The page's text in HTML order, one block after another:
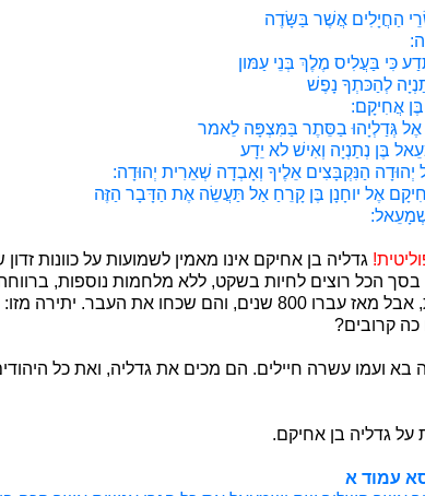
שָׂרֵי הַחֲיָלִים אֲשֶׁר בַּשָּׂדֶה
כִּי בַּעֲלִיס מֶלֶךְ בְּנֵי עַמּון
לְהַכּתְךָ נָפֶשׁ
אֲחִיקָם:
אֶל גְּדַלְיָהוּ בַסֵּתֶר בַּמִּצְפָּה לֵאמר
בֶּן נְתַנְיָה וְאִישׁ לא יֵדָע
יְהוּדָה הַנִּקְבָּצִים אֵלֶיךָ וְאָבְדָה שְׁאֵרִית יְהוּדָה:
אֶל יוחָנָן בֶּן קָרֵחַ אַל תַּעֲשֵׂה אֶת הַדָּבָר הַזֶּה
גדליה בן אחיקם אינו מאמין לשמועות על כוונות
בסך הכל רוצים לחיות בשקט, ללא מלחמות נוספות,
לעמונים תביעות טריטוריאליות, אבל מאז עברו 800 שנים,
כה קרובים?
בא ועמו עשרה חיילים. הם מכים את גדליה, ואת כל
גדליה בן אחיקם.
עמוד א